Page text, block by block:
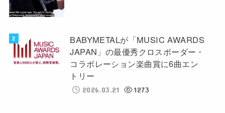
BABYMETALが「MUSIC AWARDS
JAPAN」の最優秀クロスボーダー・
コラボレーション楽曲賞に6曲エン
トリー
2026.03.21 1273